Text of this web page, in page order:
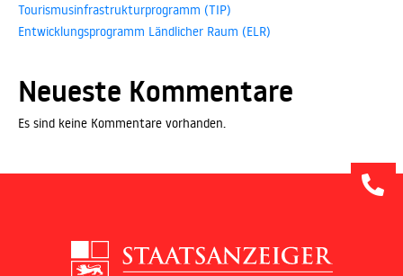
Tourismusinfrastrukturprogramm (TIP)
Entwicklungsprogramm Ländlicher Raum (ELR)
Neueste Kommentare
Es sind keine Kommentare vorhanden.